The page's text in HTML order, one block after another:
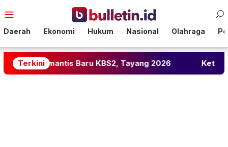
ke
Mobile
Daerah Ekonomi Hukum Nasional Olahraga
Terkini
Baru KBS2, Tayang 2026 Ketua DPRD Sulteng: